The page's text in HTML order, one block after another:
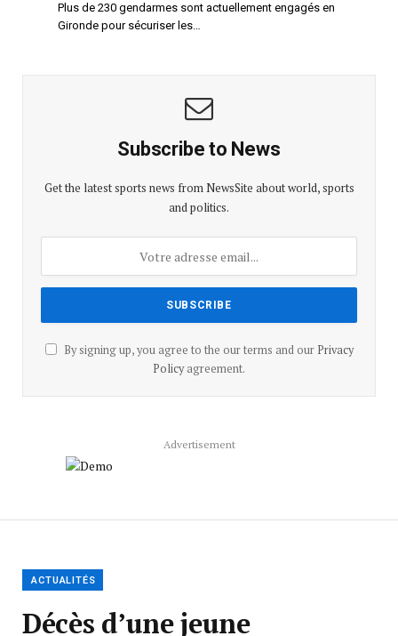
Plus de 230 gendarmes sont actuellement engagés en
Gironde pour sécuriser les…
Subscribe to News
Get the latest sports news from NewsSite about world, sports
and politics.
By signing up, you agree to the our terms and our Privacy
Policyagreement.
Advertisement
ACTUALITÉS
Décès d’une jeune